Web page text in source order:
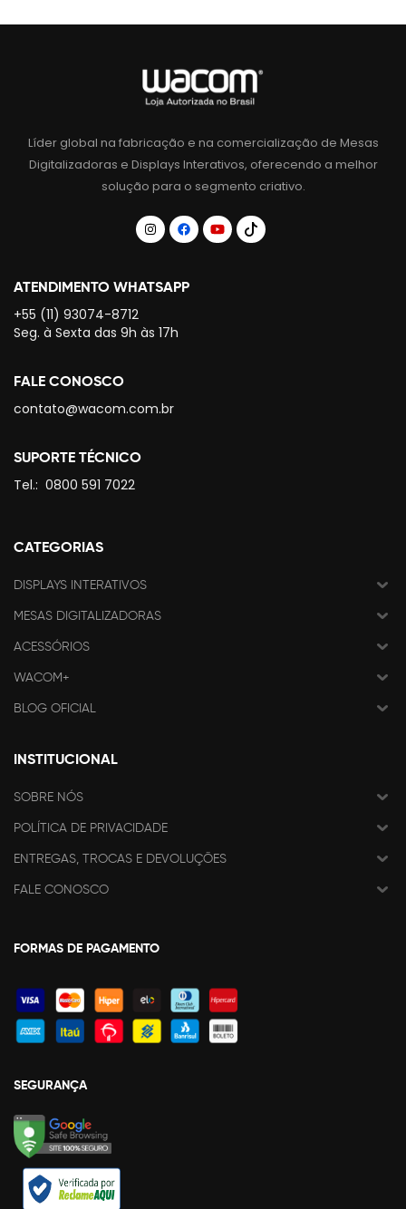
Líder global na fabricação e na comercialização de Mesas
Digitalizadoras e Displays Interativos, oferecendo a melhor
solução para o segmento criativo.
ATENDIMENTO WHATSAPP
+55 (11) 93074-8712
Seg. à Sexta das 9h às 17h
FALE CONOSCO
contato@wacom.com.br
SUPORTE TÉCNICO
Tel.: 0800 591 7022
CATEGORIAS
DISPLAYS INTERATIVOS
MESAS DIGITALIZADORAS
ACESSÓRIOS
WACOM+
BLOG OFICIAL
INSTITUCIONAL
SOBRE NÓS
POLÍTICA DE PRIVACIDADE
ENTREGAS, TROCAS E DEVOLUÇÕES
FALE CONOSCO
FORMAS DE PAGAMENTO
SEGURANÇA